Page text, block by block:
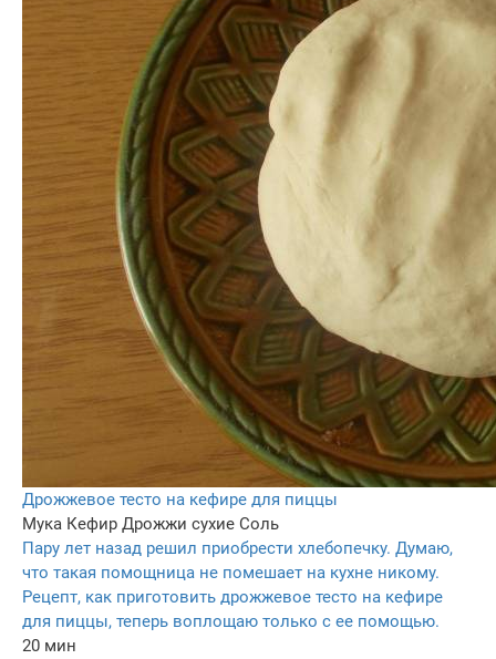
Дрожжевое тесто на кефире для пиццы
Мука Кефир Дрожжи сухие Соль
Пару лет назад решил приобрести хлебопечку. Думаю,
что такая помощница не помешает на кухне никому.
Рецепт, как приготовить дрожжевое тесто на кефире
для пиццы, теперь воплощаю только с ее помощью.
20 мин